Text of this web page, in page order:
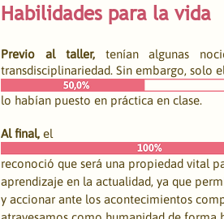
Habilidades para la vida
Previo al taller, tenían algunas
transdisciplinariedad. Sin embargo, solo el
lo habían puesto en práctica en clase.
Al final, el
reconoció que será una propiedad vital
aprendizaje en la actualidad, ya que
y accionar ante los acontecimientos